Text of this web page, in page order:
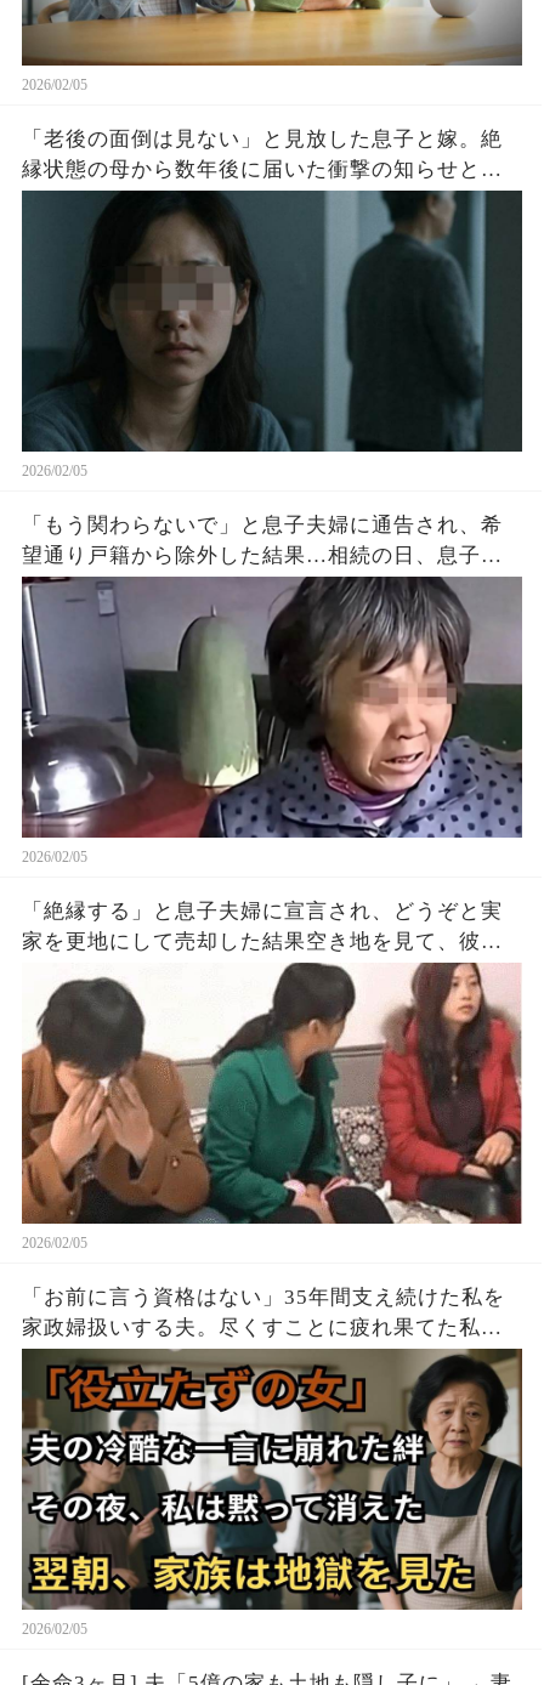
2026/02/05
「老後の面倒は見ない」と見放した息子と嫁。絶
縁状態の母から数年後に届いた衝撃の知らせと
2026/02/05
「もう関わらないで」と息子夫婦に通告され、希
望通り戸籍から除外した結果…相続の日、息子夫
婦が弁護士を連れて現れたが…
2026/02/05
「絶縁する」と息子夫婦に宣言され、どうぞと実
家を更地にして売却した結果空き地を見て、彼ら
が号泣して土下座してきたが…
2026/02/05
「お前に言う資格はない」35年間支え続けた私を
家政婦扱いする夫。尽くすことに疲れ果てた私は
反撃を誓う
2026/02/05